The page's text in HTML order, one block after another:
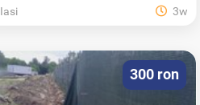
Iasi 3w
300 ron